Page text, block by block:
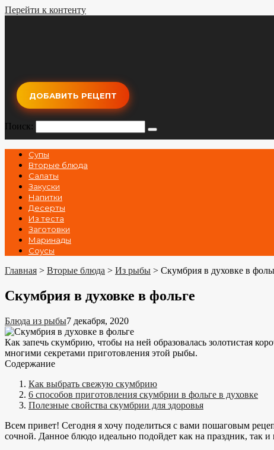
Перейти к контенту
ДОБАВИТЬ РЕЦЕПТ
Поиск:
Супы
Вторые блюда
Салаты
Закуски
Напитки
Десерты
Из теста
Заготовки
Маринады
Соусы
Главная > Вторые блюда > Из рыбы > Скумбрия в духовке в
Скумбрия в духовке в фольге
Блюда из рыбы7 декабря, 2020
Как запечь скумбрию, чтобы на ней образовалась золотистая
многими секретами приготовления этой рыбы.
Содержание
Как выбрать свежую скумбрию
6 способов приготовления скумбрии в фольге в духовке
Полезные свойства скумбрии для здоровья
Всем привет! Сегодня я хочу поделиться с вами пошаговым
сочной. Данное блюдо идеально подойдет как на праздник, так